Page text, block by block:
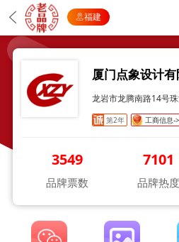
福建
厦门点象设计有
龙岩市龙腾南路14号
第2年 工商信息->
3549
品牌票数
7101
品牌热度